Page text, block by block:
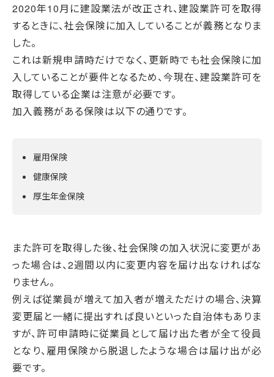
2020年10月に建設業法が改正され、建設業許可を取得
するときに、社会保険に加入していることが義務となりま
した。
これは新規申請時だけでなく、更新時でも社会保険に加
入していることが要件となるため、今現在、建設業許可を
取得している企業は注意が必要です。
加入義務がある保険は以下の通りです。
雇用保険
健康保険
厚生年金保険
また許可を取得した後、社会保険の加入状況に変更があ
った場合は、2週間以内に変更内容を届け出なければな
りません。
例えば従業員が増えて加入者が増えただけの場合、決算
変更届と一緒に提出すれば良いといった自治体もありま
すが、許可申請時に従業員として届け出た者が全て役員
となり、雇用保険から脱退したような場合は届け出が必
要です。